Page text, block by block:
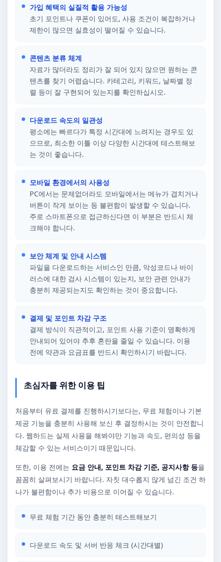
가입 혜택의 실질적 활용 가능성
초기 포인트나 쿠폰이 있어도, 사용 조건이 복잡하거나
제한이 많으면 실효성이 떨어질 수 있습니다.
콘텐츠 분류 체계
자료가 많더라도 정리가 잘 되어 있지 않으면 원하는 콘
텐츠를 찾기 어렵습니다. 카테고리, 키워드, 날짜별 정
렬 등이 잘 구현되어 있는지를 확인하십시오.
다운로드 속도의 일관성
평소에는 빠르다가 특정 시간대에 느려지는 경우도 있
으므로, 최소한 이틀 이상 다양한 시간대에 테스트해보
는 것이 좋습니다.
모바일 환경에서의 사용성
PC에서는 문제없더라도 모바일에서는 메뉴가 겹치거나
버튼이 작게 보이는 등 불편함이 발생할 수 있습니다.
주로 스마트폰으로 접근하신다면 이 부분은 반드시 체
크해야 합니다.
보안 체계 및 안내 시스템
파일을 다운로드하는 서비스인 만큼, 악성코드나 바이
러스에 대한 검사 시스템이 있는지, 보안 관련 안내가
충분히 제공되는지도 확인하는 것이 중요합니다.
결제 및 포인트 차감 구조
결제 방식이 직관적이고, 포인트 사용 기준이 명확하게
안내되어 있어야 추후 혼란을 줄일 수 있습니다. 이용
전에 약관과 요금표를 반드시 확인하시기 바랍니다.
초심자를 위한 이용 팁
처음부터 유료 결제를 진행하시기보다는, 무료 체험이나 기본
제공 기능을 충분히 사용해 보신 후 결정하시는 것이 안전합니
다. 웹하드는 실제 사용을 해봐야만 기능과 속도, 편의성 등을
체감할 수 있는 서비스이기 때문입니다.
또한, 이용 전에는 요금 안내, 포인트 차감 기준, 공지사항 등을
꼼꼼히 살펴보시기 바랍니다. 자칫 대수롭지 않게 넘긴 조건 하
나가 불편함이나 추가 비용으로 이어질 수 있습니다.
무료 체험 기간 동안 충분히 테스트해보기
다운로드 속도 및 서버 반응 체크 (시간대별)